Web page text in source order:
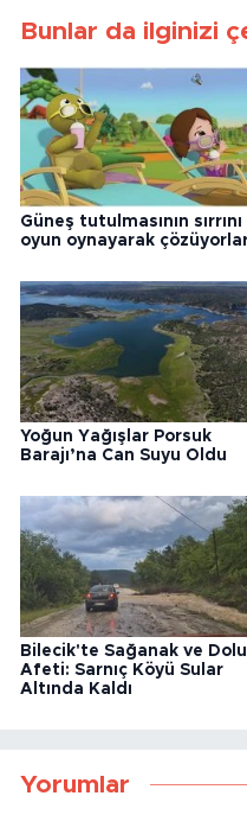
Bunlar da ilginizi
Güneş tutulmasının sırrını
oyun oynayarak
Yoğun Yağışlar Porsuk
Barajı’na Can Suyu Oldu
Bilecik'te Sağanak ve Dolu
Afeti: Sarnıç Köyü Sular
Altında Kaldı
Yorumlar